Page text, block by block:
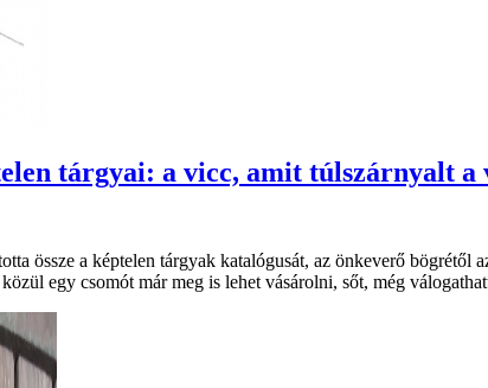
tárgyai: a vicc, amit túlszárnyalt a
össze a képtelen tárgyak katalógusát, az önkeverő
egy csomót már meg is lehet vásárolni, sőt, még